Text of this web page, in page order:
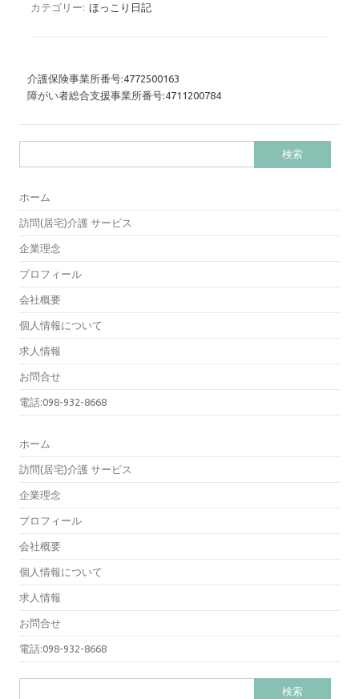
カテゴリー: ほっこり日記
介護保険事業所番号:4772500163
障がい者総合支援事業所番号:4711200784
索:
ホーム
訪問(居宅)介護 サービス
企業理念
プロフィール
会社概要
個人情報について
求人情報
お問合せ
電話:098-932-8668
ホーム
訪問(居宅)介護 サービス
企業理念
プロフィール
会社概要
個人情報について
求人情報
お問合せ
電話:098-932-8668